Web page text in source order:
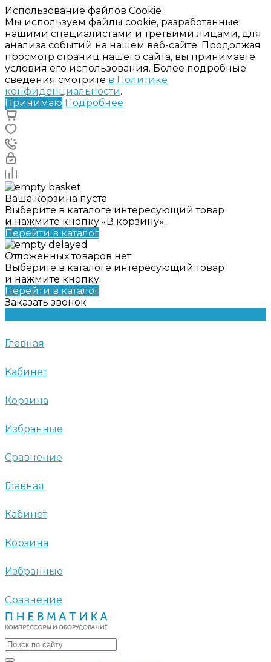
Использование файлов Cookie
Мы используем файлы cookie, разработанные
нашими специалистами и третьими лицами, для
анализа событий на нашем веб-сайте. Продолжая
просмотр страниц нашего сайта, вы принимаете
условия его использования. Более подробные
сведения смотрите в Политике
конфиденциальности.
Принимаю Подробнее
Ваша корзина пуста
Выберите в каталоге интересующий товар
и нажмите кнопку «В корзину».
Перейти в каталог
Отложенных товаров нет
Выберите в каталоге интересующий товар
и нажмите кнопку
Перейти в каталог
Заказать звонок
Главная
Кабинет
Корзина
Избранные
Сравнение
Главная
Кабинет
Корзина
Избранные
Сравнение